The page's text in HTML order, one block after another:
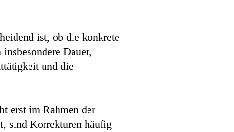
ist, ob die konkrete
Dauer,
und die
erst im Rahmen der
sind Korrekturen häufig